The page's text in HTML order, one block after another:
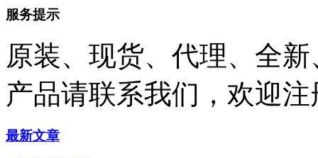
服务提示
原装、现货、代理、全
产品请联系我们，欢迎
最新文章